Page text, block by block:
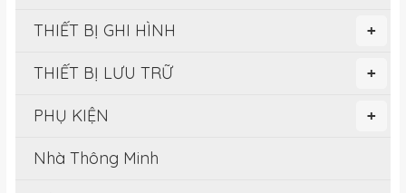
+
THIẾT BỊ GHI HÌNH
+
THIẾT BỊ LƯU TRỮ
+
PHỤ KIỆN
Nhà Thông Minh